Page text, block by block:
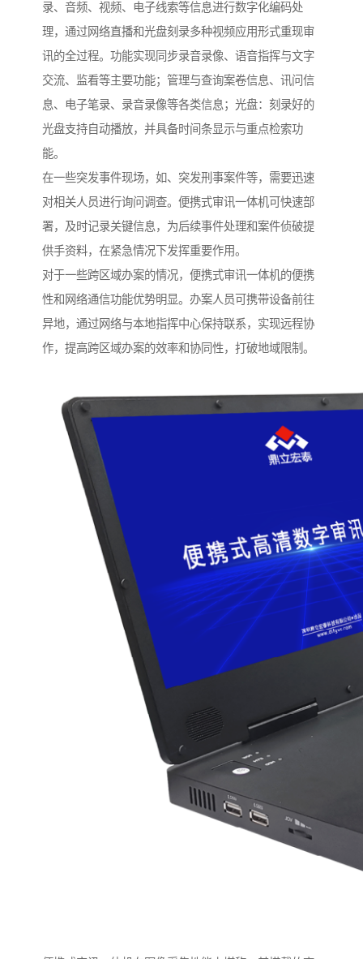
录、音频、视频、电子线索等信息进行数字化编码处
理，通过网络直播和光盘刻录多种视频应用形式重现审
讯的全过程。功能实现同步录音录像、语音指挥与文字
交流、监看等主要功能；管理与查询案卷信息、讯问信
息、电子笔录、录音录像等各类信息；光盘：刻录好的
光盘支持自动播放，并具备时间条显示与重点检索功
能。
在一些突发事件现场，如、突发刑事案件等，需要迅速
对相关人员进行询问调查。便携式审讯一体机可快速部
署，及时记录关键信息，为后续事件处理和案件侦破提
供手资料，在紧急情况下发挥重要作用。​
对于一些跨区域办案的情况，便携式审讯一体机的便携
性和网络通信功能优势明显。办案人员可携带设备前往
异地，通过网络与本地指挥中心保持联系，实现远程协
作，提高跨区域办案的效率和协同性，打破地域限制。​